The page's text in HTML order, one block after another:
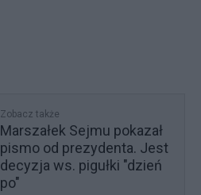
Zobacz także
Marszałek Sejmu pokazał
pismo od prezydenta. Jest
decyzja ws. pigułki "dzień
po"